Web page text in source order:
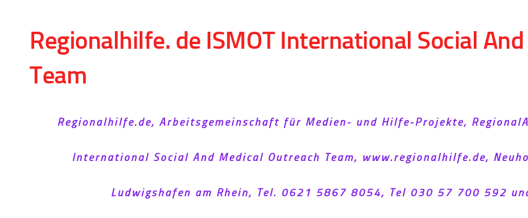
Regionalhilfe. de ISMOT International Social
Team
Regionalhilfe.de, Arbeitsgemeinschaft für Medien- und Hilfe-Projekte,
International Social And Medical Outreach Team, www.regionalhilfe.de,
Ludwigshafen am Rhein, Tel. 0621 5867 8054, Tel 030 57 700 592